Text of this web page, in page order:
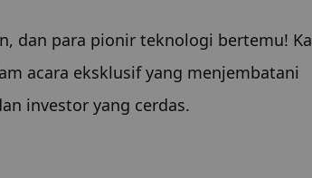
acara eksklusif yang menjembatani
investor yang cerdas.